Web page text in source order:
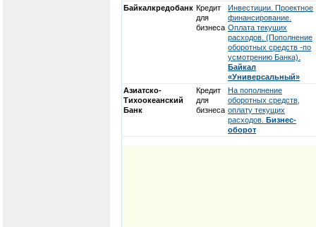
Байкалкредобанк Кредит
для
бизнеса
Инвестиции. Проектное
финансирование.
Оплата текущих
расходов. (Пополнение
оборотных средств -по
усмотрению Банка).
Байкал
«Универсальный»
Азиатско-
Тихоокеанский
Банк
Кредит
для
бизнеса
На пополнение
оборотных средств,
оплату текущих
расходов. Бизнес-
оборот